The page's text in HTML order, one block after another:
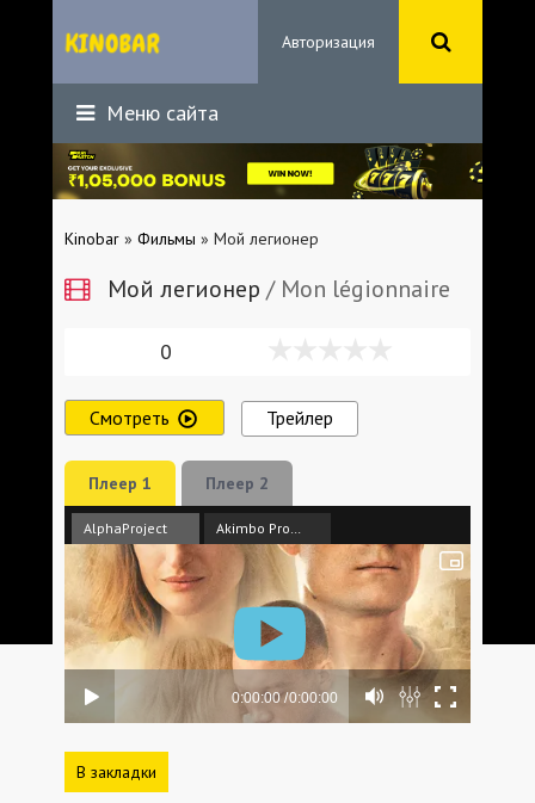
Авторизация
Меню сайта
Kinobar » Фильмы » Мой легионер
Мой легионер / Mon légionnaire
0
Смотреть Трейлер
Плеер 1 Плеер 2
AlphaProject
В закладки